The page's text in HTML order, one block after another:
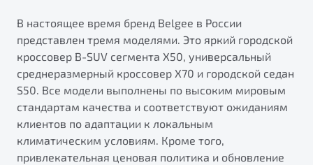
Универсальный кроссовер
от 2 499 990 ₽*
Обзор В наличии
Запись на сервис
Калькулятор ТО
Клиентская поддержка
В настоящее время бренд Belgee в России
представлен тремя моделями. Это яркий городской
кроссовер B-SUV сегмента X50, универсальный
среднеразмерный кроссовер X70 и городской седан
S50. Все модели выполнены по высоким мировым
стандартам качества и соответствуют ожиданиям
клиентов по адаптации к локальным
климатическим условиям. Кроме того,
привлекательная ценовая политика и обновление